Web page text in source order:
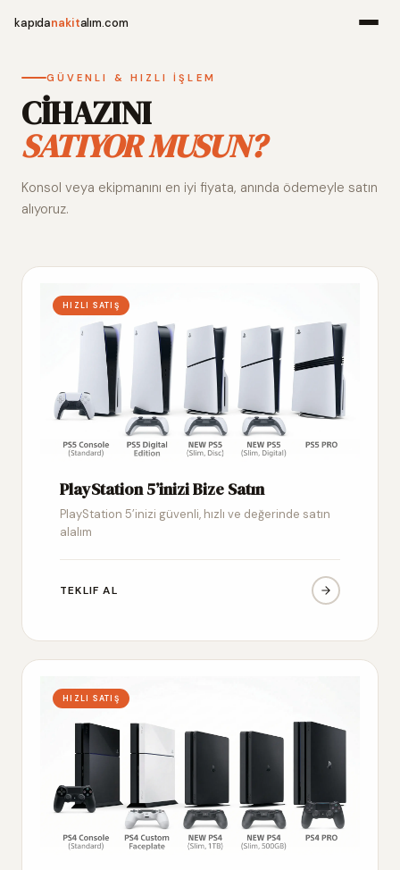
kapıdanakitalım.com
Alım
GÜVENLI & HIZLI İŞLEM
CİHAZINI
SATIYOR MUSUN?
Konsol veya ekipmanını en iyi fiyata, anında ödemeyle satın
alıyoruz.
HIZLI SATIŞ
PlayStation 5’inizi Bize Satın
PlayStation 5’inizi güvenli, hızlı ve değerinde satın
alalım
TEKLIF AL
HIZLI SATIŞ